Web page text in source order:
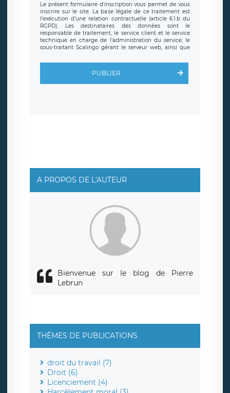
Le présent formulaire d’inscription vous permet de vous
inscrire sur le site. La base légale de ce traitement est
l’exécution d’une relation contractuelle (article 6.1.b du
RGPD). Les destinataires des données sont le
responsable de traitement, le service client et le service
technique en charge de l’administration du service, le
sous-traitant Scalingo gérant le serveur web, ainsi que
toute personne légalement autorisée. Le formulaire
d’inscription est hébergé sur un serveur hébergé par
clauses de
protection conformes au RGPD
. Les données collectées
sont conservées jusqu’à ce que l’Internaute en sollicite la
rue Léopold Sédar Senghor, joignable à l’adresse mail :
responsabledetraitement@legavox.fr. Vous avez
également le droit d’introduire une réclamation auprès
d’une autorité de contrôle.
PUBLIER
A PROPOS DE L'AUTEUR
Bienvenue sur le blog de Pierre
Lebrun
THÈMES DE PUBLICATIONS
droit du travail (7)
Droit (6)
Licenciement (4)